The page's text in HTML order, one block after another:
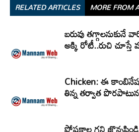
RELATED ARTICLES MORE FROM
బరువు తగ్గాలనుకునే
అక్కి రోటీ..రుచి
Chicken: ఈ
తిన్న తర్వాత